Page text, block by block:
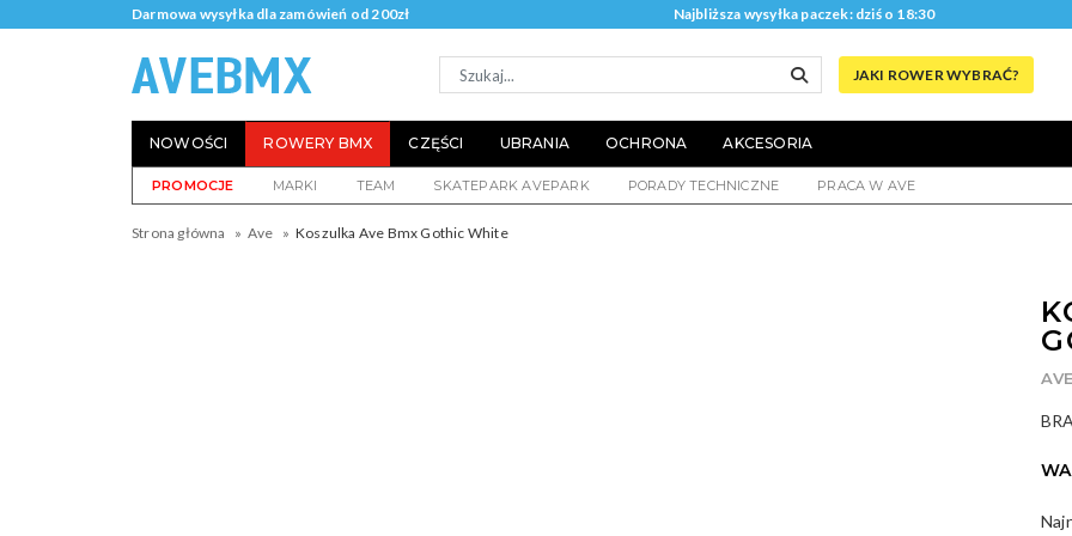
Darmowa wysyłka dla zamówień od 200zł Najbliższa wysyłka paczek: dziś o 18:30
JAKI ROWER WYBRAĆ?
NOWOŚCI ROWERY BMX CZĘŚCI UBRANIA OCHRONA AKCESORIA
PROMOCJE MARKI TEAM SKATEPARK AVEPARK PORADY TECHNICZNE PRACA W AVE
Strona główna Ave Koszulka Ave Bmx Gothic White